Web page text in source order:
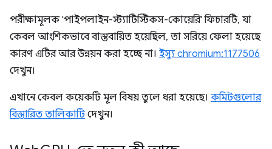
পরীক্ষামূলক 'পাইপলাইন-স্ট্যাটিস্টিকস-কোয়েরি' ফিচারটি, যা
কেবল আংশিকভাবে বাস্তবায়িত হয়েছিল, তা সরিয়ে ফেলা হয়েছে
কারণ এটির আর উন্নয়ন করা হচ্ছে না। ইস্যু chromium:1177506
দেখুন।
এখানে কেবল কয়েকটি মূল বিষয় তুলে ধরা হয়েছে। কমিটগুলোর
বিস্তারিত তালিকাটিদেখুন।